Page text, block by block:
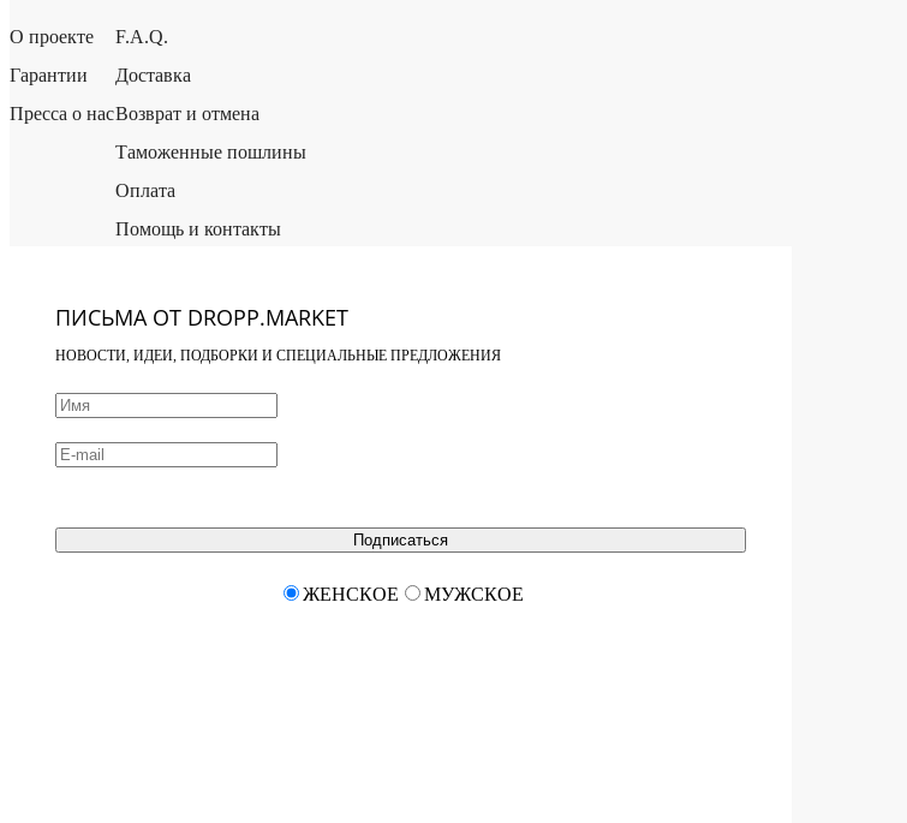
О проекте
Гарантии
Пресса о нас
F.A.Q.
Доставка
Возврат и отмена
Таможенные пошлины
Оплата
Помощь и контакты
ПИСЬМА ОТ DROPP.MARKET
НОВОСТИ, ИДЕИ, ПОДБОРКИ И СПЕЦИАЛЬНЫЕ ПРЕДЛОЖЕНИЯ
Подписаться
ЖЕНСКОЕ МУЖСКОЕ